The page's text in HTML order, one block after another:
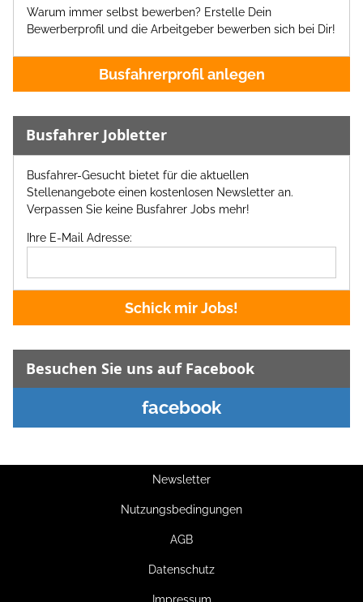
Warum immer selbst bewerben? Erstelle Dein
Bewerberprofil und die Arbeitgeber bewerben sich bei Dir!
Busfahrerprofil anlegen
Busfahrer Jobletter
Busfahrer-Gesucht bietet für die aktuellen
Stellenangebote einen kostenlosen Newsletter an.
Verpassen Sie keine Busfahrer Jobs mehr!
Ihre E-Mail Adresse:
Schick mir Jobs!
Besuchen Sie uns auf Facebook
facebook
Newsletter
Nutzungsbedingungen
AGB
Datenschutz